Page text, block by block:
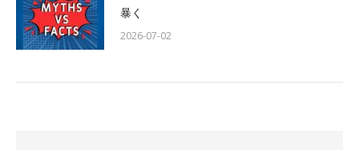
暴く
2026-07-02